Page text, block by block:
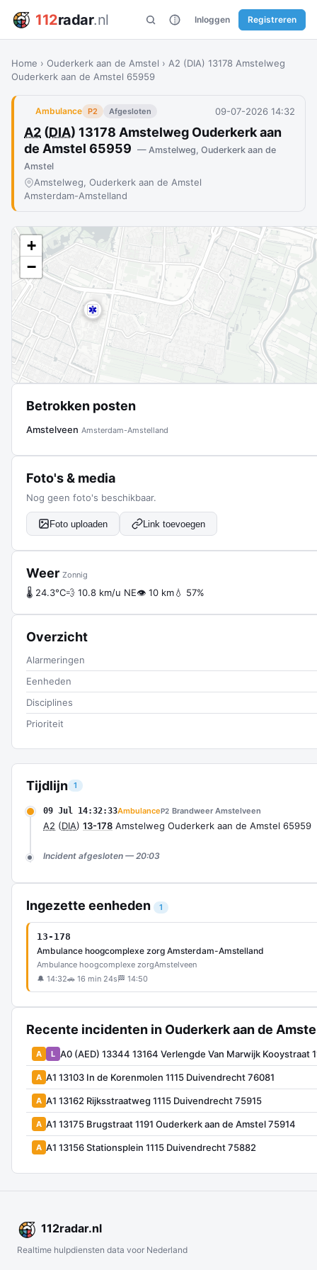
112radar.nl Inloggen Registreren
Home › Ouderkerk aan de Amstel › A2 (DIA) 13178 Amstelweg
Ouderkerk aan de Amstel 65959
Ambulance P2 Afgesloten 09-07-2026 14:32
A2 (DIA) 13178 Amstelweg Ouderkerk aan
de Amstel 65959 — Amstelweg, Ouderkerk aan de
Amstel
Amstelweg, Ouderkerk aan de Amstel
Amsterdam-Amstelland
Tijdlijn 1
09 Jul 14:32:33AmbulanceP2 Brandweer Amstelveen
A2 (DIA) 13-178 Amstelweg Ouderkerk aan de Amstel 65959
Incident afgesloten — 20:03
Ingezette eenheden 1
13-178
Ambulance hoogcomplexe zorg Amsterdam-Amstelland
Ambulance hoogcomplexe zorgAmstelveen
🔔 14:32🚗 16 min 24s 🏁 14:50
Recente incidenten in Ouderkerk aan de
A L A0 (AED) 13344 13164 Verlengde Van Marwijk
A A1 13103 In de Korenmolen 1115 Duivendrecht 76081
A A1 13162 Rijksstraatweg 1115 Duivendrecht 75915
A A1 13175 Brugstraat 1191 Ouderkerk aan de Amstel 75914
A A1 13156 Stationsplein 1115 Duivendrecht 75882
+
−
Betrokken posten
Amstelveen Amsterdam-Amstelland
Foto's & media
Nog geen foto's beschikbaar.
Foto uploaden Link toevoegen
Weer Zonnig
🌡 24.3°C💨 10.8 km/u NE👁 10 km💧 57%
Overzicht
Alarmeringen
Eenheden
Disciplines
Prioriteit
112radar.nl
Realtime hulpdiensten data voor Nederland